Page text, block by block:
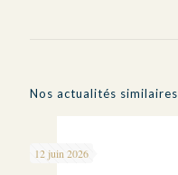
Nos actualités similaires
12 juin 2026